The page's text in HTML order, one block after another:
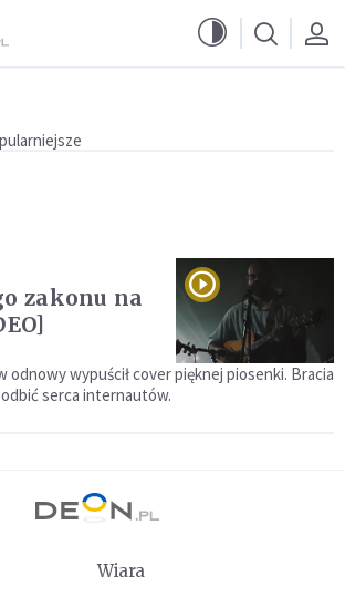
zakonu na
odnowy wypuścił cover pięknej piosenki. Bracia
serca internautów.
Wiara